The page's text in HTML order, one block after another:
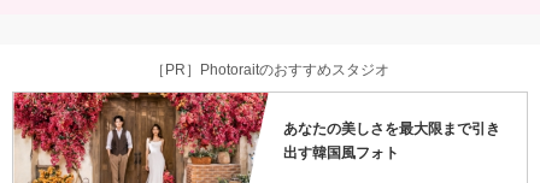
［PR］Photoraitのおすすめスタジオ
あなたの美しさを最大限まで引き
出す韓国風フォト